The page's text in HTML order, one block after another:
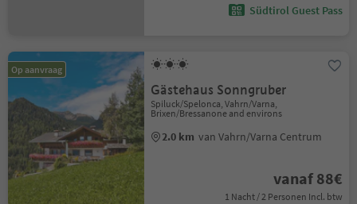
Südtirol Guest Pass
Op aanvraag
Gästehaus Sonngruber
Spiluck/Spelonca, Vahrn/Varna,
Brixen/Bressanone and environs
2.0 km van Vahrn/Varna Centrum
vanaf 88€
1 Nacht / 2 Personen Incl. btw